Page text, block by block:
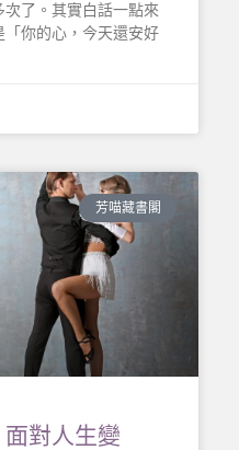
了。其實白話一點來
你的心，今天還安好
芳喵藏書閣
面對人生變